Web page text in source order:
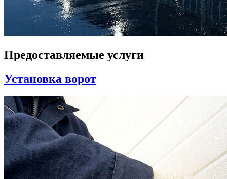
Предоставляемые услуги
Установка ворот